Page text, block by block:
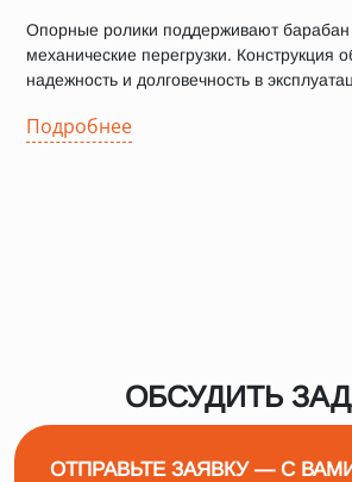
Опорные ролики поддерживают
механические перегрузки. Конструкция
надежность и долговечность в
Подробнее
ОБСУДИТЬ
ОТПРАВЬТЕ ЗАЯВКУ — С